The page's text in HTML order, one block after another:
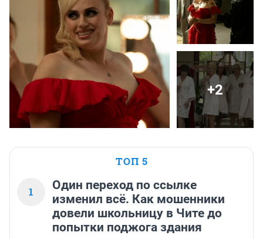
+2
ТОП 5
1
Один переход по ссылке
изменил всё. Как мошенники
довели школьницу в Чите до
попытки поджога здания